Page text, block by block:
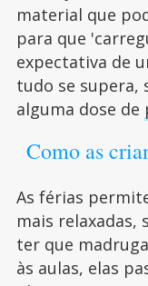
material que
para que
expectativa de
tudo se supera,
alguma dose de
Como as
As férias
mais relaxadas,
ter que
às aulas, elas